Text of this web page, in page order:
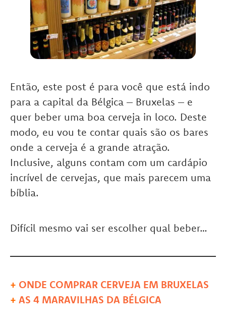
Então, este post é para você que está indo
para a capital da Bélgica – Bruxelas – e
quer beber uma boa cerveja in loco. Deste
modo, eu vou te contar quais são os bares
onde a cerveja é a grande atração.
Inclusive, alguns contam com um cardápio
incrível de cervejas, que mais parecem uma
bíblia.
Difícil mesmo vai ser escolher qual beber…
+ ONDE COMPRAR CERVEJA EM BRUXELAS
+ AS 4 MARAVILHAS DA BÉLGICA